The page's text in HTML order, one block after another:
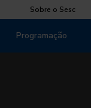
Sobre o Sesc
Programação